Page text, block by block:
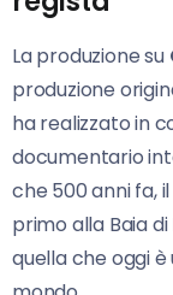
La produzione su
produzione
ha realizzato in
documentario
che 500 anni fa,
primo alla Baia
quella che oggi